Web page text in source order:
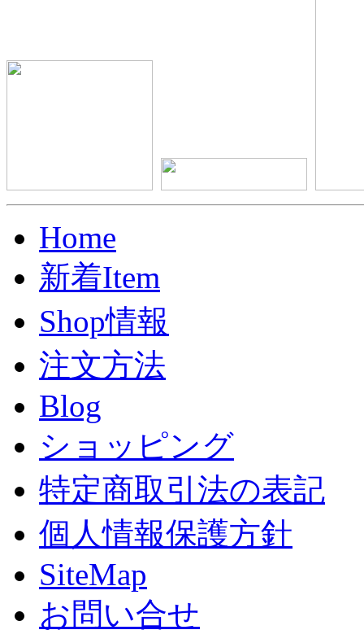
Home
新着Item
Shop情報
注文方法
Blog
ショッピング
特定商取引法の表記
個人情報保護方針
SiteMap
お問い合せ